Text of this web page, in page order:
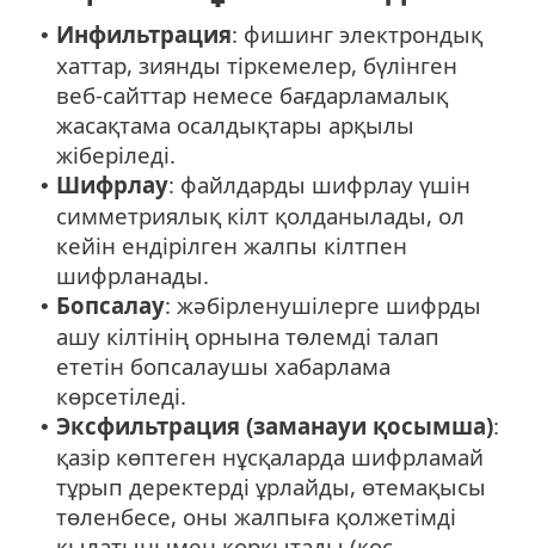
• Инфильтрация: фишинг электрондық
хаттар, зиянды тіркемелер, бүлінген
веб-сайттар немесе бағдарламалық
жасақтама осалдықтары арқылы
жіберіледі.
• Шифрлау: файлдарды шифрлау үшін
симметриялық кілт қолданылады, ол
кейін ендірілген жалпы кілтпен
шифрланады.
• Бопсалау: жәбірленушілерге шифрды
ашу кілтінің орнына төлемді талап
ететін бопсалаушы хабарлама
көрсетіледі.
• Эксфильтрация (заманауи қосымша):
қазір көптеген нұсқаларда шифрламай
тұрып деректерді ұрлайды, өтемақысы
төленбесе, оны жалпыға қолжетімді